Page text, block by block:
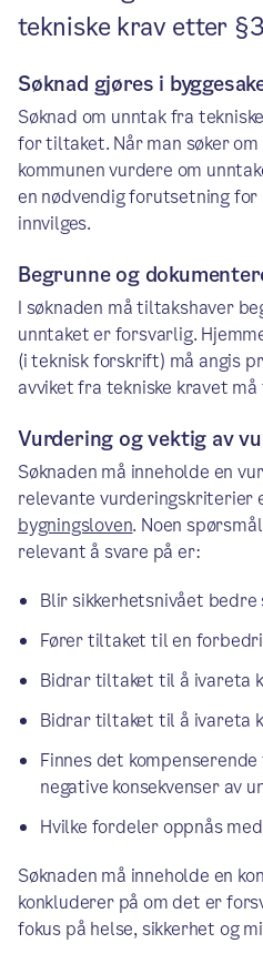
tekniske krav etter
Søknad gjøres i
Søknad om unntak fra
for tiltaket. Når man søker
kommunen vurdere om
en nødvendig forutsetning for
innvilges.
Begrunne og
I søknaden må tiltakshaver
unntaket er forsvarlig.
(i teknisk forskrift) må angis
avviket fra tekniske kravet må
Vurdering og vektig av
Søknaden må inneholde en
relevante vurderingskriterier
bygningsloven. Noen
relevant å svare på er:
Blir sikkerhetsnivået
Fører tiltaket til en
Bidrar tiltaket til å ivareta
Bidrar tiltaket til å ivareta
Finnes det
negative konsekvenser av
Hvilke fordeler oppnås
Søknaden må inneholde en
konkluderer på om det er
fokus på helse, sikkerhet og